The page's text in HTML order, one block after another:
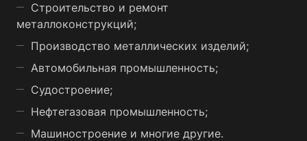
Строительство и ремонт
металлоконструкций;
Производство металлических изделий;
Автомобильная промышленность;
Судостроение;
Нефтегазовая промышленность;
Машиностроение и многие другие.